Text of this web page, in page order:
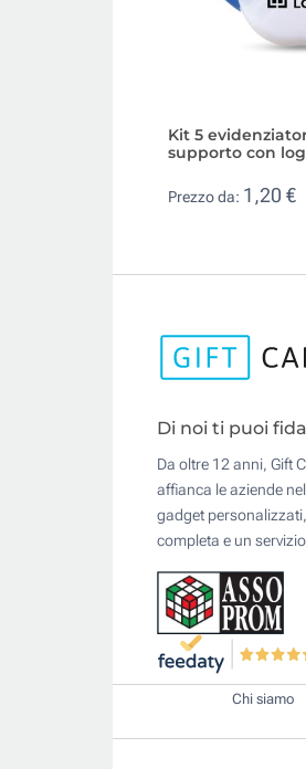
Kit 5
supporto con
Prezzo da: 1,20 €
Di noi ti puoi
Da oltre 12 anni, Gift
affianca le aziende
gadget
completa e un
Chi siamo